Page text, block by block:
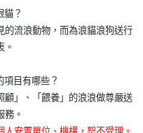
貓？
的流浪動物，而為浪貓浪狗送行
。
項目有哪些？
顧」、「餵養」的浪浪做尊嚴送
務。